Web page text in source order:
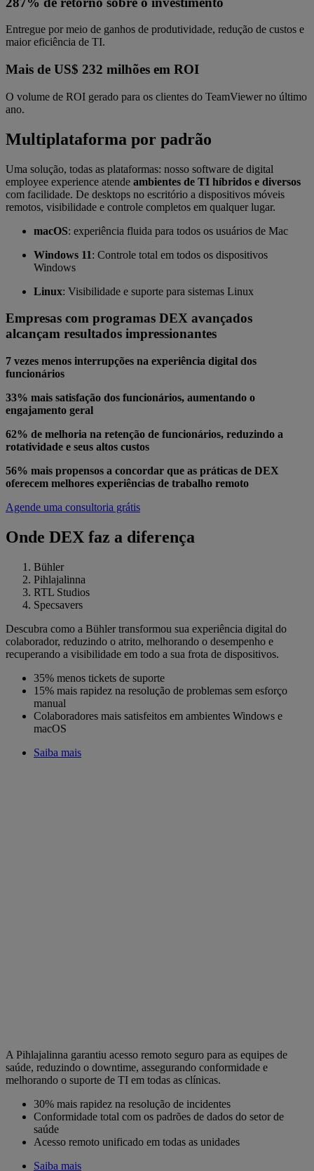
Entregue por meio de ganhos de produtividade, redução de custos e
maior eficiência de TI.
Mais de US$ 232 milhões em ROI
O volume de ROI gerado para os clientes do TeamViewer no último
ano.
Multiplataforma por padrão
Uma solução, todas as plataformas: nosso software de digital
employee experience atende ambientes de TI híbridos e diversos
com facilidade. De desktops no escritório a dispositivos móveis
remotos, visibilidade e controle completos em qualquer lugar.
macOS: experiência fluida para todos os usuários de Mac
Windows 11: Controle total em todos os dispositivos
Windows
Linux: Visibilidade e suporte para sistemas Linux
Empresas com programas DEX avançados
alcançam resultados impressionantes
7 vezes menos interrupções na experiência digital dos
funcionários
33% mais satisfação dos funcionários, aumentando o
engajamento geral
62% de melhoria na retenção de funcionários, reduzindo a
rotatividade e seus altos custos
56% mais propensos a concordar que as práticas de DEX
oferecem melhores experiências de trabalho remoto
Agende uma consultoria grátis
Onde DEX faz a diferença
Bühler
Pihlajalinna
RTL Studios
Specsavers
Descubra como a Bühler transformou sua experiência digital do
colaborador, reduzindo o atrito, melhorando o desempenho e
recuperando a visibilidade em todo a sua frota de dispositivos.
35% menos tickets de suporte
15% mais rapidez na resolução de problemas sem esforço
manual
Colaboradores mais satisfeitos em ambientes Windows e
macOS
Saiba mais
A Pihlajalinna garantiu acesso remoto seguro para as equipes de
saúde, reduzindo o downtime, assegurando conformidade e
melhorando o suporte de TI em todas as clínicas.
30% mais rapidez na resolução de incidentes
Conformidade total com os padrões de dados do setor de
saúde
Acesso remoto unificado em todas as unidades
Saiba mais